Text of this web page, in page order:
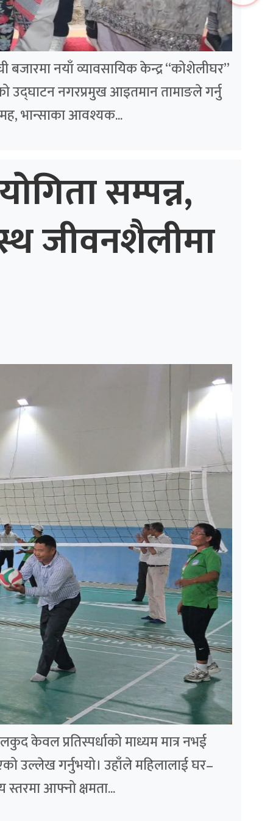
बजारमा नयाँ व्यावसायिक केन्द्र “कोशेलीघर”
उद्घाटन नगरप्रमुख आइतमान तामाङले गर्नु
भान्साका आवश्यक...
सम्पन्न,
जीवनशैलीमा
केवल प्रतिस्पर्धाको माध्यम मात्र नभई
उल्लेख गर्नुभयो। उहाँले महिलालाई घर–
स्तरमा आफ्नो क्षमता...